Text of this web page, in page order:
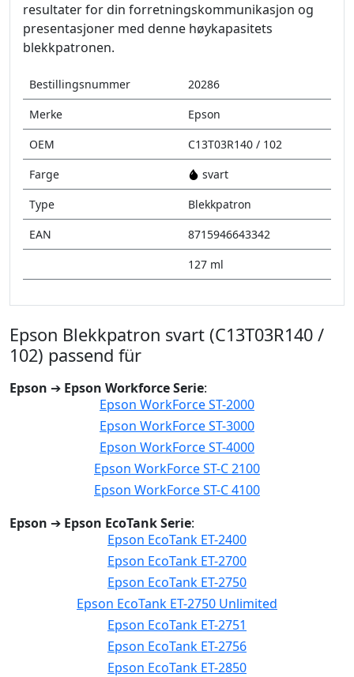
resultater for din forretningskommunikasjon og
presentasjoner med denne høykapasitets
blekkpatronen.
Bestillingsnummer
20286
Merke
Epson
OEM
C13T03R140 / 102
Farge
svart
Type
Blekkpatron
EAN
8715946643342
127 ml
Epson Blekkpatron svart (C13T03R140 /
102) passend für
Epson ➔ Epson Workforce Serie:
Epson WorkForce ST-2000
Epson WorkForce ST-3000
Epson WorkForce ST-4000
Epson WorkForce ST-C 2100
Epson WorkForce ST-C 4100
Epson ➔ Epson EcoTank Serie:
Epson EcoTank ET-2400
Epson EcoTank ET-2700
Epson EcoTank ET-2750
Epson EcoTank ET-2750 Unlimited
Epson EcoTank ET-2751
Epson EcoTank ET-2756
Epson EcoTank ET-2850